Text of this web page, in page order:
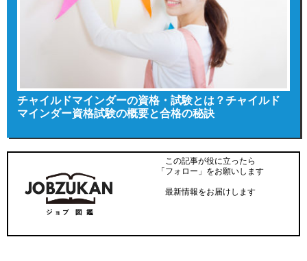
チャイルドマインダーの資格・試験とは？チャイルド
マインダー資格試験の概要と合格の秘訣
この記事が役に立ったら
「フォロー」をお願いします
最新情報をお届けします